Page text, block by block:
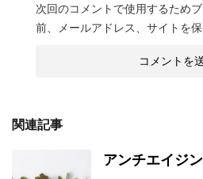
次回のコメントで使用するため
前、メールアドレス、サイトを保
関連記事
アンチエイジ